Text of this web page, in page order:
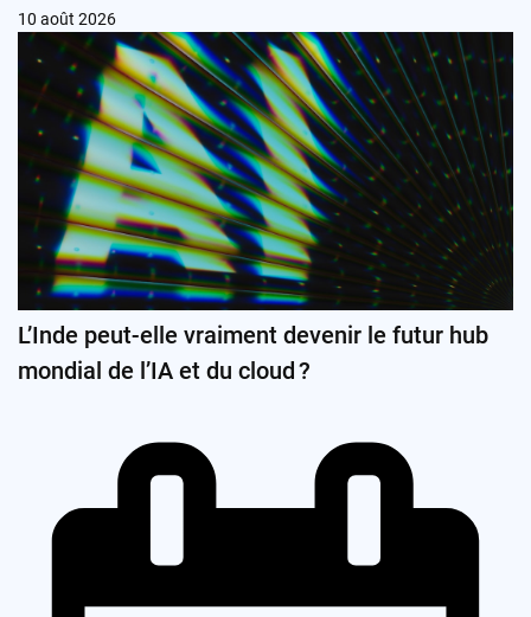
10 août 2026
L’Inde peut-elle vraiment devenir le futur hub
mondial de l’IA et du cloud ?